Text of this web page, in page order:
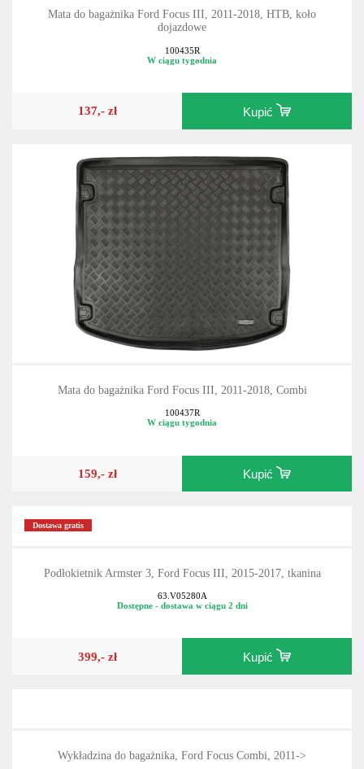
Mata do bagażnika Ford Focus III, 2011-2018, HTB, koło
dojazdowe
100435R
W ciągu tygodnia
137,- zł Kupić
Mata do bagażnika Ford Focus III, 2011-2018, Combi
100437R
W ciągu tygodnia
159,- zł Kupić
Dostawa gratis
Podłokietnik Armster 3, Ford Focus III, 2015-2017, tkanina
63.V05280A
Dostępne - dostawa w ciągu 2 dni
399,- zł Kupić
Wykładzina do bagażnika, Ford Focus Combi, 2011->